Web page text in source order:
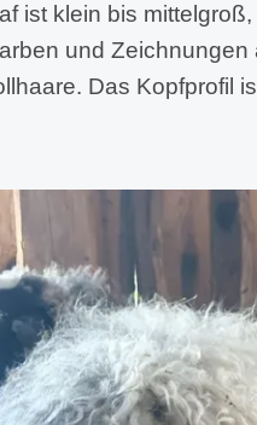
ist klein bis
und
Das Kopfprofil